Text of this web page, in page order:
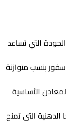
الجودة التي تساعد
بنسب متوازنة
الأساسية
التي تمنح